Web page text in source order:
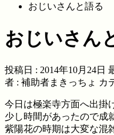
おじいさんと語る
おじいさん
投稿日 : 2014年10月24日
者 : 補助者まきっちょ カ
今日は極楽寺方面へ出掛
少し時間があったので成
紫陽花の時期は大変な混